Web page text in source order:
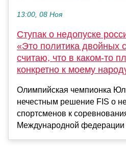
13:00, 08 Ноя
Ступак о недопуске
«Это политика двойных
считаю, что в каком-то
конкретно к моему
Олимпийская чемпионка
нечестным решение FIS о
спортсменов к
Международной